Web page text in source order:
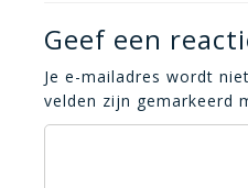
Geef een
Je e-mailadres wordt
velden zijn gemarkeerd